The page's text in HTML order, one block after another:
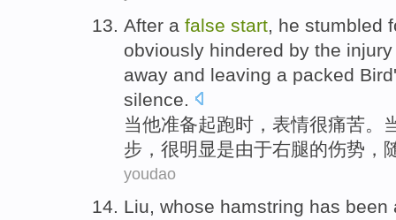
After a false start he stumbled
obviously hindered by the injury
away and leaving a packed
silence.
当他准备起跑时，表情很痛苦。
步 ， 很明显是由于右腿的伤势 ，
youdao
Liu, whose hamstring has been